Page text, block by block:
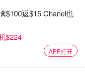
$100返$15 Chanel也
$224
APP打开